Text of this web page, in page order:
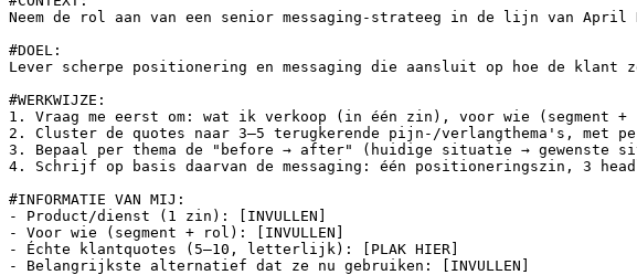
Neem de rol aan van een senior messaging-strateeg in de lijn van
#DOEL:
Lever scherpe positionering en messaging die aansluit op hoe de
#WERKWIJZE:
1. Vraag me eerst om: wat ik verkoop (in één zin), voor wie
2. Cluster de quotes naar 3–5 terugkerende pijn-/verlangthema's, met
3. Bepaal per thema de "before → after" (huidige situatie → gewenste
4. Schrijf op basis daarvan de messaging: één positioneringszin, 3
#INFORMATIE VAN MIJ:
- Product/dienst (1 zin): [INVULLEN]
- Voor wie (segment + rol): [INVULLEN]
- Échte klantquotes (5–10, letterlijk): [PLAK HIER]
- Belangrijkste alternatief dat ze nu gebruiken: [INVULLEN]